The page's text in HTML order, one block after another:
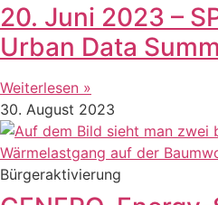
20. Juni 2023 –
Urban Data
Weiterlesen »
30. August 2023
Bürgeraktivierung